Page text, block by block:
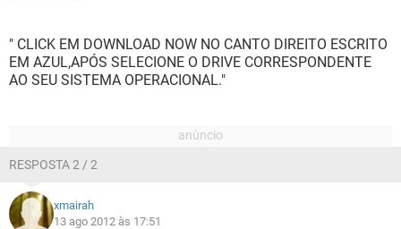
" CLICK EM DOWNLOAD NOW NO CANTO DIREITO ESCRITO
EM AZUL,APÓS SELECIONE O DRIVE CORRESPONDENTE
AO SEU SISTEMA OPERACIONAL."
RESPOSTA 2 / 2
xmairah
13 ago 2012 às 17:51